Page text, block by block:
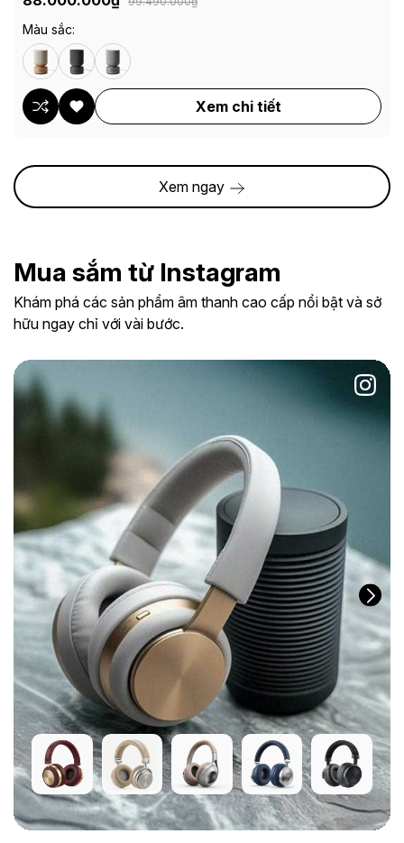
Màu sắc:
Xem chi tiết
Xem ngay
Mua sắm từ Instagram
Khám phá các sản phẩm âm thanh cao cấp nổi bật và sở
hữu ngay chỉ với vài bước.